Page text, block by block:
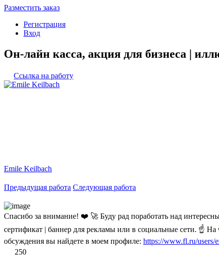
Разместить заказ
Регистрация
Вход
Он-лайн касса, акция для бизнеса |
Ссылка на работу
Emile Keilbach
Предыдущая работа Следующая работа
Спасибо за внимание! ❤️ 🚀 Буду рад поработать над
сертификат | баннер для рекламы или в социальные сети. ☝
обсуждения вы найдете в моем профиле: https://www.fl.ru/users/
250